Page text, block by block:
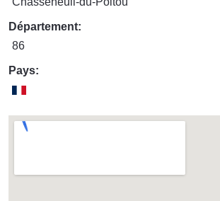
Département:
86
Pays: